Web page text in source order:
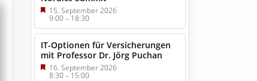
15. September 2026
9:00–18:30
IT-Optionen für Versicherungen
mit Professor Dr. Jörg Puchan
16. September 2026
8:30–15:00